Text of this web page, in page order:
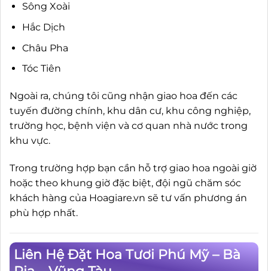
Sông Xoài
Hắc Dịch
Châu Pha
Tóc Tiên
Ngoài ra, chúng tôi cũng nhận giao hoa đến các
tuyến đường chính, khu dân cư, khu công nghiệp,
trường học, bệnh viện và cơ quan nhà nước trong
khu vực.
Trong trường hợp bạn cần hỗ trợ giao hoa ngoài giờ
hoặc theo khung giờ đặc biệt, đội ngũ chăm sóc
khách hàng của Hoagiare.vn sẽ tư vấn phương án
phù hợp nhất.
Liên Hệ Đặt Hoa Tươi Phú Mỹ – Bà